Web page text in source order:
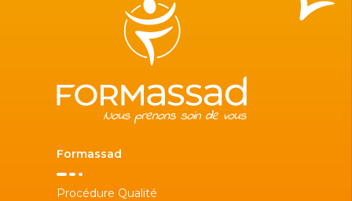
Formassad
Procédure Qualité